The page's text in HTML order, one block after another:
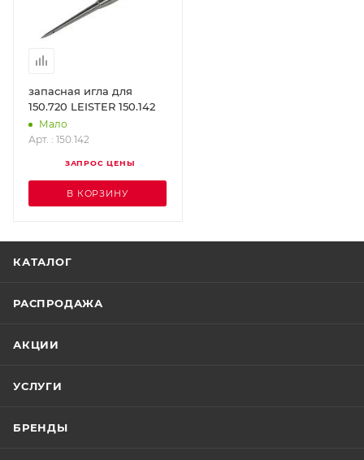
запасная игла для
150.720 LEISTER 150.142
Мало
Арт. : 150.142
ЗАПРОС ЦЕНЫ
В КОРЗИНУ
КАТАЛОГ
РАСПРОДАЖА
АКЦИИ
УСЛУГИ
БРЕНДЫ